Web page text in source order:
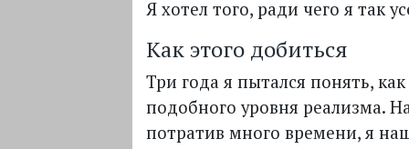
Я хотел того, ради чего я так
Как этого добиться
Три года я пытался понять,
подобного уровня реализма.
потратив много времени, я